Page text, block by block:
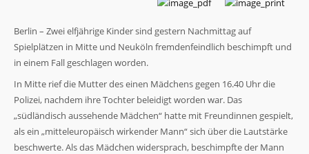
Berlin – Zwei elfjährige Kinder sind gestern Nachmittag auf
Spielplätzen in Mitte und Neuköln fremdenfeindlich beschimpft und
in einem Fall geschlagen worden.
In Mitte rief die Mutter des einen Mädchens gegen 16.40 Uhr die
Polizei, nachdem ihre Tochter beleidigt worden war. Das
„südländisch aussehende Mädchen“ hatte mit Freundinnen gespielt,
als ein „mitteleuropäisch wirkender Mann“ sich über die Lautstärke
beschwerte. Als das Mädchen widersprach, beschimpfte der Mann